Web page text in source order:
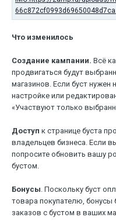
Что изменилось
Создание кампании. Всё
продвигаться будут
магазинов. Если буст нужен
настройке или
«Участвуют только
Доступ к странице буста
владельцев бизнеса. Если
попросите обновить вашу
бустом.
Бонусы. Поскольку буст
товара покупателю, бонусы
заказов с бустом в ваших